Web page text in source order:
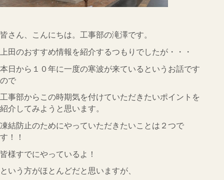
CONTACT
インフォメーション
Q&A
採用
オーナー専用ページ
サイトマップ
皆さん、こんにちは。工事部の滝澤です。
上田のおすすめ情報を紹介するつもりでしたが・・・
本日から１０年に一度の寒波が来ているというお話です
ので
工事部からこの時期気を付けていただきたいポイントを
紹介してみようと思います。
凍結防止のためにやっていただきたいことは２つで
す！！
皆様すでにやっているよ！
という方がほとんどだと思いますが、